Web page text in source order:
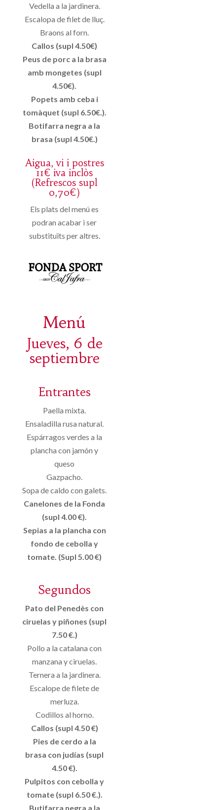
Vedella a la jardinera.
Escalopa de filet de lluç.
Braons al forn.
Callos (supl 4.50€)
Peus de porc a la brasa
amb mongetes (supl
4.50€).
Popets amb ceba i
tomàquet (supl 6.50€.).
Botifarra negra a la
brasa (supl 4.50€.)
Aigua, vi i postres
11€ iva inclòs
(Refrescos supl
0,70€)
Els plats del menú es
podran acabar i ser
substituïts per altres.
Menú
Jueves, 6 de
septiembre
Entrantes
Paella mixta.
Ensaladilla rusa natural.
Espárragos verdes a la
plancha con jamón y
queso
Gazpacho.
Sopa de caldo con galets.
Canelones de la Fonda
(supl 4.00 €).
Sepias a la plancha con
fondo de cebolla y
tomate. (Supl 5.00 €)
Segundos
Pato del Penedès con
ciruelas y piñones (supl
7.50 €.)
Pollo a la catalana con
manzana y ciruelas.
Ternera a la jardinera.
Escalope de filete de
merluza.
Codillos al horno.
Callos (supl 4.50 €)
Pies de cerdo a la
brasa con judías (supl
4.50 €).
Pulpitos con cebolla y
tomate (supl 6.50 €.).
Butifarra negra a la